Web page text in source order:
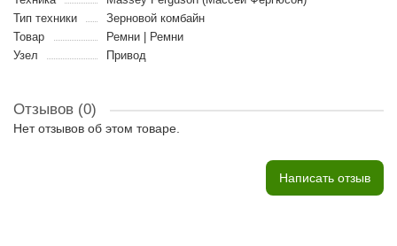
Тип техники
Зерновой комбайн
Товар
Ремни | Ремни
Узел
Привод
Отзывов (0)
Нет отзывов об этом товаре.
Написать отзыв